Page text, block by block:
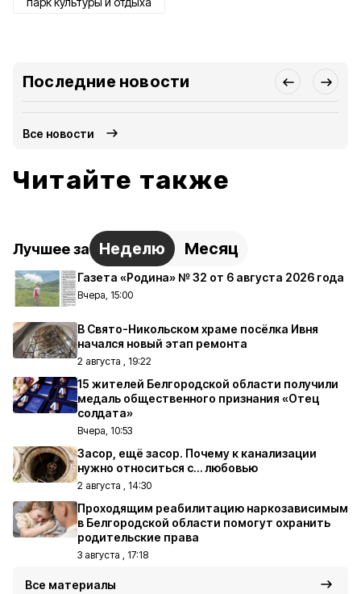
Последние новости
Все новости
Читайте также
Лучшее за Неделю Месяц
Газета «Родина» № 32 от 6 августа 2026 года
Вчера, 15:00
В Свято-Никольском храме посёлка Ивня
начался новый этап ремонта
2 августа , 19:22
15 жителей Белгородской области получили
медаль общественного признания «Отец
солдата»
Вчера, 10:53
Засор, ещё засор. Почему к канализации
нужно относиться с… любовью
2 августа , 14:30
Проходящим реабилитацию наркозависимым
в Белгородской области помогут охранить
родительские права
3 августа , 17:18
Все материалы